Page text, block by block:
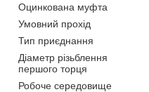
Оцинкована муфта
Умовний прохід
Тип приєднання
Діаметр різьблення
першого торця
Робоче середовище